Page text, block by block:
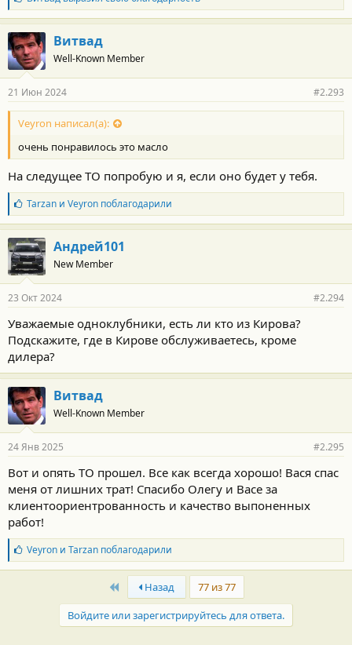
л
а
г
о
д
а
н
о
с
и
:
Витвад
Well-Known Member
21 Июн 2024 #2.293
Veyron написал(а):
очень понравилось это масло
На следущее ТО попробую и я, если оно будет у тебя.
Б
л
а
г
о
д
а
н
с
т
и
Tarzanи Veyronпоблагодарили
Андрей101
New Member
23 Окт 2024 #2.294
Уважаемые одноклубники, есть ли кто из Кирова?
Подскажите, где в Кирове обслуживаетесь, кроме
дилера?
Витвад
Well-Known Member
24 Янв 2025 #2.295
Вот и опять ТО прошел. Все как всегда хорошо! Вася спас
меня от лишних трат! Спасибо Олегу и Васе за
клиентоориентрованность и качество выпоненных
работ!
Б
л
а
Veyronи Tarzanпоблагодарили
First Назад
77 из 77
Войдите или зарегистрируйтесь для ответа.